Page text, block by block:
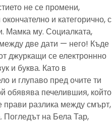
не се промени,
и категорично, с
Мамка му. Социалката,
две дати — него! Къде
джуркащи се електроннно
и буква. Като в
и глупаво пред очите ти
обявява печелившия, който
прави разлика между смърт,
Погледът на Бела Тар,